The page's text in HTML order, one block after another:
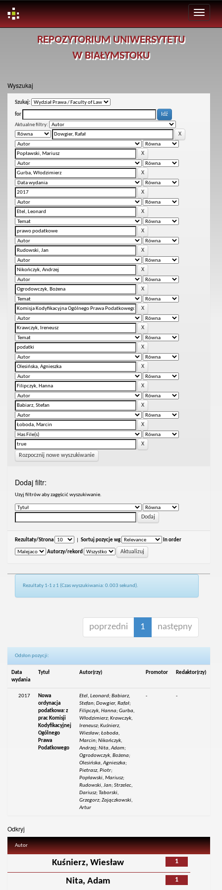
REPOZYTORIUM UNIWERSYTETU
W BIAŁYMSTOKU
Wyszukaj
Szukaj:
for
Aktualne filtry:
Rozpocznij nowe wyszukiwanie
Dodaj filtr:
Uzyj filtrów aby zagęścić wyszukiwanie.
Rezultaty/Strona Sortuj pozycje wg In order
Autorzy/rekord
Rezultaty 1-1 z 1 (Czas wyszukiwania: 0.003 sekund).
poprzedni 1 następny
Odsłon pozycji:
Data
wydania
Tytuł Autor(rzy) Promotor Redaktor(rzy)
2017
Nowa
ordynacja
podatkowa: z
prac Komisji
Kodyfikacyjnej
Ogólnego
Prawa
Podatkowego
Etel, Leonard; Babiarz,
Stefan; Dowgier, Rafał;
Filipczyk, Hanna; Gurba,
Włodzimierz; Krawczyk,
Ireneusz; Kuśnierz,
Wiesław; Łoboda,
Marcin; Nikończyk,
Andrzej; Nita, Adam;
Ogrodowczyk, Bożena;
Olesińska, Agnieszka;
Pietrasz, Piotr;
Popławski, Mariusz;
Rudowski, Jan; Strzelec,
Dariusz; Taborski,
Grzegorz; Zajączkowski,
Artur
- -
Odkryj
Autor
1
Kuśnierz, Wiesław
1
Nita, Adam